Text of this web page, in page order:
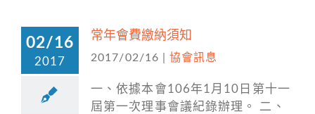
02/16
2017
常年會費繳納須知
2017/02/16 協會訊息
一、依據本會106年1月10日第十一
屆第一次理事會議紀錄辦理。 二、